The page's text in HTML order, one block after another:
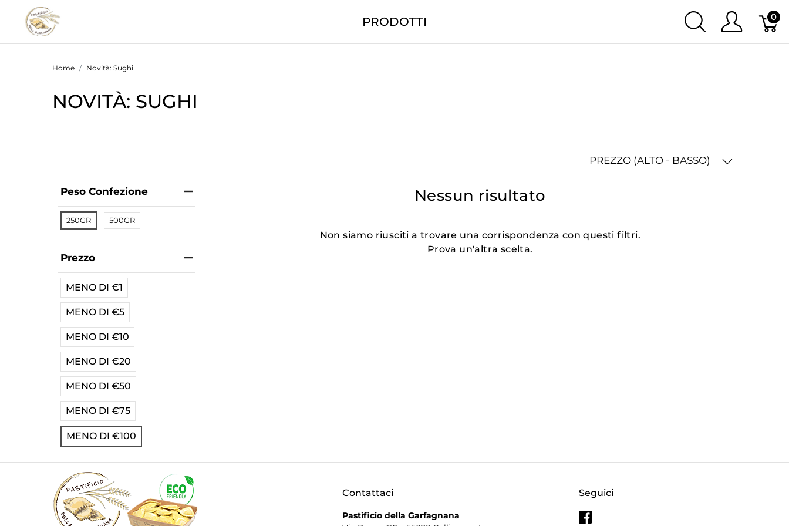
PRODOTTI 0
Home Novità: Sughi
NOVITÀ: SUGHI
PREZZO (ALTO - BASSO)
Peso Confezione
250GR 500GR
Prezzo
MENO DI €1
MENO DI €5
MENO DI €10
MENO DI €20
MENO DI €50
MENO DI €75
MENO DI €100
Nessun risultato
Non siamo riusciti a trovare una corrispondenza con questi filtri.
Prova un'altra scelta.
Seguici
Contattaci
Pastificio della Garfagnana